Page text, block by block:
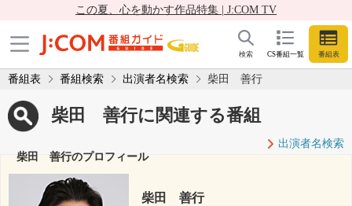
この夏、心を動かす作品特集 | J:COM TV
CS番組一覧 番組表
検索
番組表 番組検索 出演者名検索 柴田 善行
柴田 善行に関連する番組
出演者名検索
柴田 善行のプロフィール
柴田 善行